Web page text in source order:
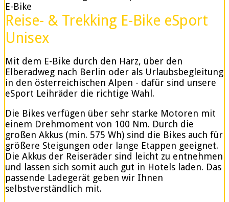
E-Bike
Reise- & Trekking E-Bike eSport
Unisex
Mit dem E-Bike durch den Harz, über den
Elberadweg nach Berlin oder als Urlaubsbegleitung
in den österreichischen Alpen - dafür sind unsere
eSport Leihräder die richtige Wahl.
Die Bikes verfügen über sehr starke Motoren mit
einem Drehmoment von 100 Nm. Durch die
großen Akkus (min. 575 Wh) sind die Bikes auch für
größere Steigungen oder lange Etappen geeignet.
Die Akkus der Reiseräder sind leicht zu entnehmen
und lassen sich somit auch gut in Hotels laden. Das
passende Ladegerät geben wir Ihnen
selbstverständlich mit.